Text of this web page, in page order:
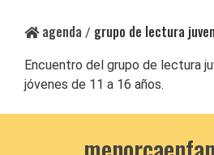
agenda / grupo de lectura
Encuentro del grupo de lectura
jóvenes de 11 a 16 años.